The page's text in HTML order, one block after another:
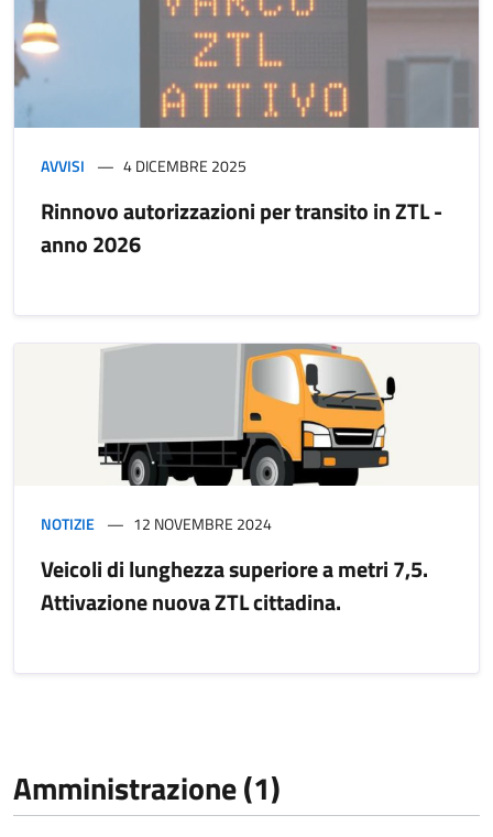
AVVISI 4 DICEMBRE 2025
Rinnovo autorizzazioni per transito in ZTL -
anno 2026
NOTIZIE 12 NOVEMBRE 2024
Veicoli di lunghezza superiore a metri 7,5.
Attivazione nuova ZTL cittadina.
Amministrazione (1)